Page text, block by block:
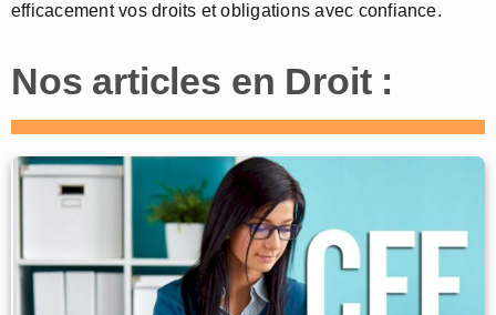
efficacement vos droits et obligations avec confiance.
Nos articles en Droit :